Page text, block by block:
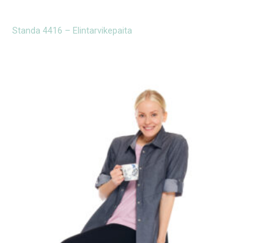
Standa 4416 – Elintarvikepaita